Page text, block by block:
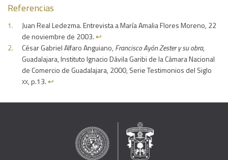
Referencias
Juan Real Ledezma. Entrevista a María Amalia Flores Moreno, 22
de noviembre de 2003.↩︎
César Gabriel Alfaro Anguiano,Francisco Ayón Zester y su obra,
Guadalajara, Instituto Ignacio Dávila Garibi de la Cámara Nacional
de Comercio de Guadalajara, 2000, Serie Testimonios del Siglo
xx, p.13.↩︎